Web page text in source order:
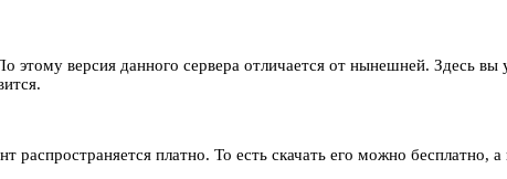
этому версия данного сервера отличается от нынешней. Здесь
распространяется платно. То есть скачать его можно